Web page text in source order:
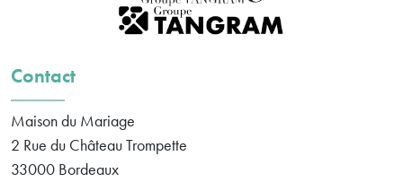
Contact
Maison du Mariage
2 Rue du Château Trompette
33000 Bordeaux